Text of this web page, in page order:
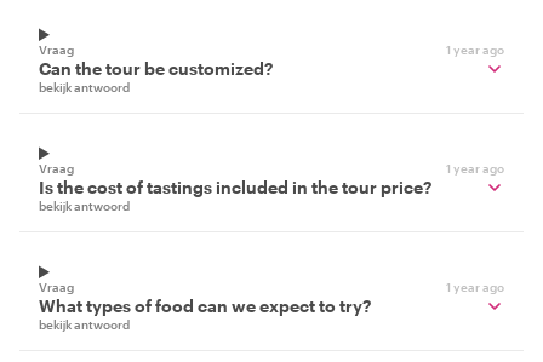
Vraag 1 year ago
Can the tour be customized?
bekijk antwoord
Vraag 1 year ago
Is the cost of tastings included in the tour price?
bekijk antwoord
Vraag 1 year ago
What types of food can we expect to try?
bekijk antwoord